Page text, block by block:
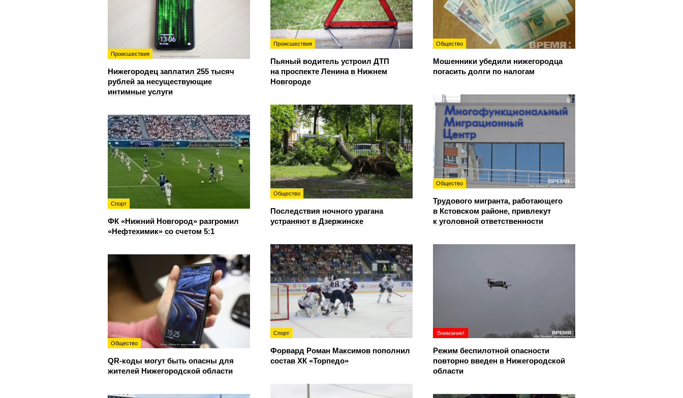
Происшествия
Пьяный водитель устроил ДТП
на проспекте Ленина в Нижнем
Новгороде
Общество
Мошенники убедили нижегородца
погасить долги по налогам
Происшествия
Нижегородец заплатил 255 тысяч
рублей за несуществующие
интимные услуги
Общество
Трудового мигранта, работающего
в Кстовском районе, привлекут
к уголовной ответственности
Общество
Последствия ночного урагана
устраняют в Дзержинске
Спорт
ФК «Нижний Новгород» разгромил
«Нефтехимик» со счетом 5:1
Спорт
Форвард Роман Максимов пополнил
состав ХК «Торпедо»
Внимание!
Режим беспилотной опасности
повторно введен в Нижегородской
области
Общество
QR-коды могут быть опасны для
жителей Нижегородской области